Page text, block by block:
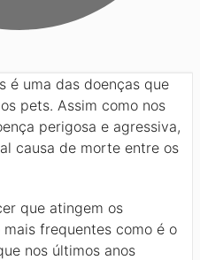
é uma das doenças que
pets. Assim como nos
perigosa e agressiva,
causa de morte entre os
que atingem os
frequentes como é o
nos últimos anos